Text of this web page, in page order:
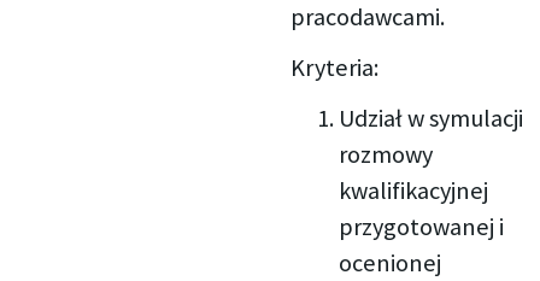
pracodawcami.
Kryteria:
Udział w symulacji
rozmowy
kwalifikacyjnej
przygotowanej i
ocenionej